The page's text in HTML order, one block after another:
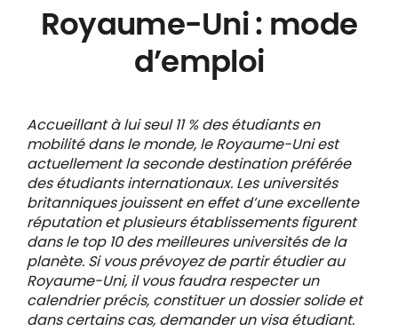
Carte assuré
digitale
Royaume-Uni : mode
d’emploi
Accueillant à lui seul 11 % des étudiants en
mobilité dans le monde, le Royaume-Uni est
actuellement la seconde destination préférée
des étudiants internationaux. Les universités
britanniques jouissent en effet d’une excellente
réputation et plusieurs établissements figurent
dans le top 10 des meilleures universités de la
planète. Si vous prévoyez de partir étudier au
Royaume-Uni, il vous faudra respecter un
calendrier précis, constituer un dossier solide et
dans certains cas, demander un visa étudiant.